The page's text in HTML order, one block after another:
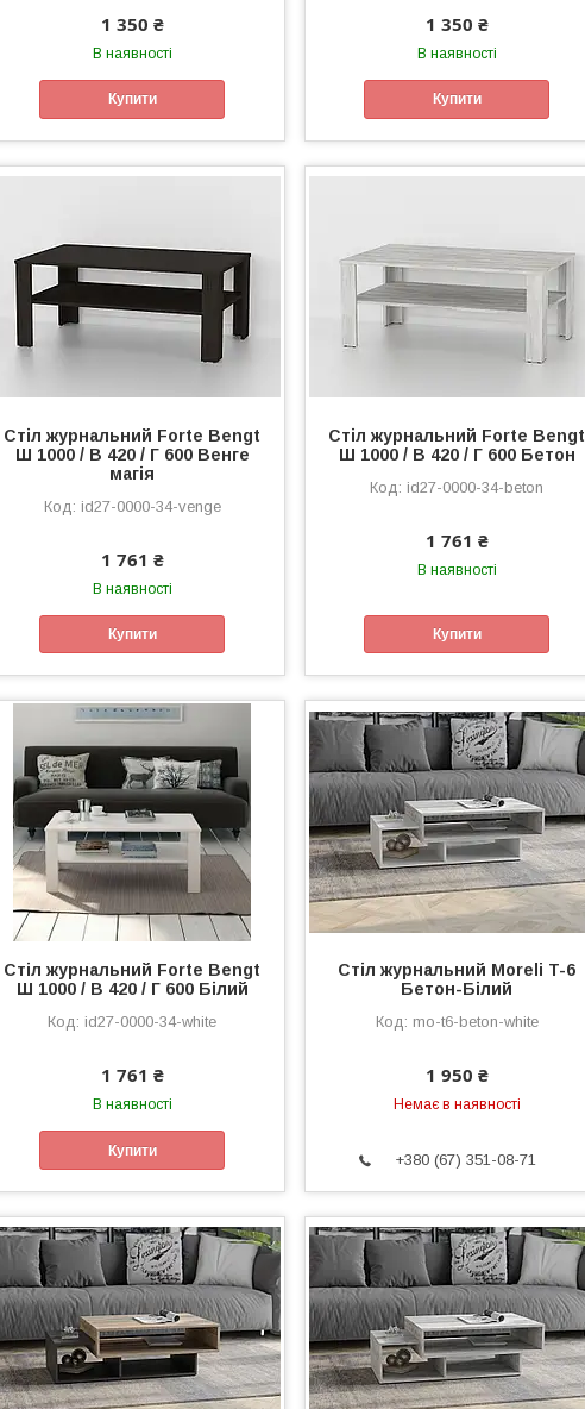
1 350 ₴
В наявності
Купити
1 350 ₴
В наявності
Купити
Стіл журнальний Forte Bengt
Ш 1000 / В 420 / Г 600 Венге
магія
id27-0000-34-venge
1 761 ₴
В наявності
Купити
Стіл журнальний Forte Bengt
Ш 1000 / В 420 / Г 600 Бетон
id27-0000-34-beton
1 761 ₴
В наявності
Купити
Стіл журнальний Forte Bengt
Ш 1000 / В 420 / Г 600 Білий
id27-0000-34-white
1 761 ₴
В наявності
Купити
Стіл журнальний Moreli T-6
Бетон-Білий
mo-t6-beton-white
1 950 ₴
Немає в наявності
+380 (67) 351-08-71